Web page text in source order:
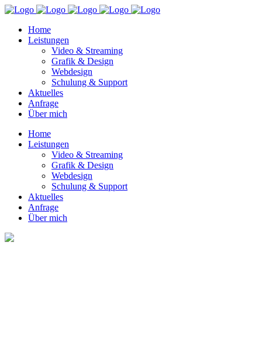
Home
Leistungen
Video & Streaming
Grafik & Design
Webdesign
Schulung & Support
Aktuelles
Anfrage
Über mich
Home
Leistungen
Video & Streaming
Grafik & Design
Webdesign
Schulung & Support
Aktuelles
Anfrage
Über mich